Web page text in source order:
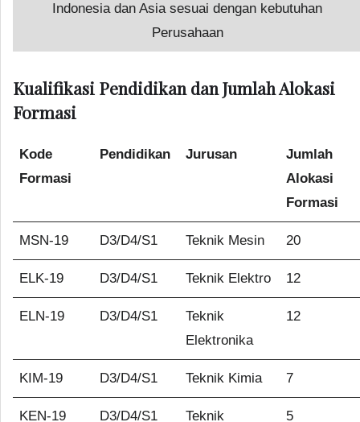
Indonesia dan Asia sesuai dengan kebutuhan
Perusahaan
Kualifikasi Pendidikan dan Jumlah Alokasi
Formasi
Kode
Formasi
Pendidikan Jurusan
Jumlah
Alokasi
Formasi
MSN-19 D3/D4/S1 Teknik Mesin 20
ELK-19 D3/D4/S1 Teknik Elektro 12
ELN-19 D3/D4/S1
Teknik
Elektronika
12
KIM-19 D3/D4/S1 Teknik Kimia 7
KEN-19 D3/D4/S1 Teknik 5